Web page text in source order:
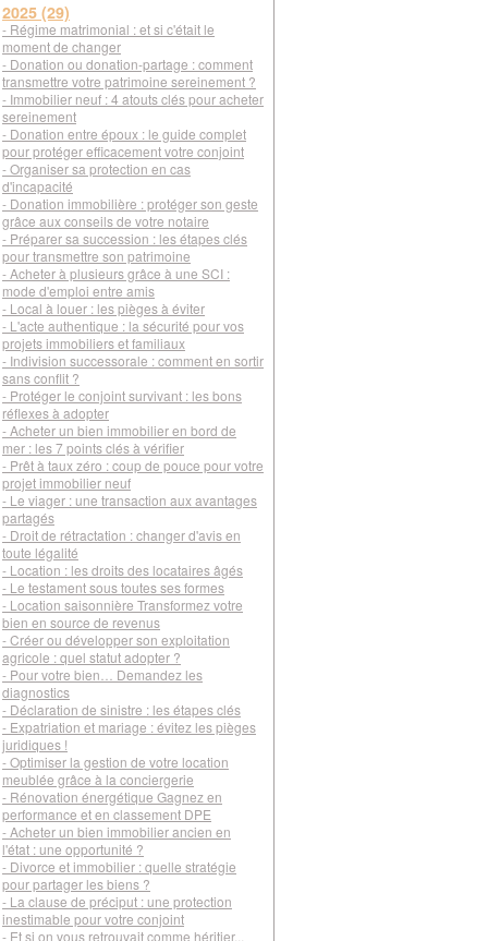
2025 (29)
- Régime matrimonial : et si c'était le
moment de changer
- Donation ou donation-partage : comment
transmettre votre patrimoine sereinement ?
- Immobilier neuf : 4 atouts clés pour acheter
sereinement
- Donation entre époux : le guide complet
pour protéger efficacement votre conjoint
- Organiser sa protection en cas
d'incapacité
- Donation immobilière : protéger son geste
grâce aux conseils de votre notaire
- Préparer sa succession : les étapes clés
pour transmettre son patrimoine
- Acheter à plusieurs grâce à une SCI :
mode d'emploi entre amis
- Local à louer : les pièges à éviter
- L'acte authentique : la sécurité pour vos
projets immobiliers et familiaux
- Indivision successorale : comment en sortir
sans conflit ?
- Protéger le conjoint survivant : les bons
réflexes à adopter
- Acheter un bien immobilier en bord de
mer : les 7 points clés à vérifier
- Prêt à taux zéro : coup de pouce pour votre
projet immobilier neuf
- Le viager : une transaction aux avantages
partagés
- Droit de rétractation : changer d'avis en
toute légalité
- Location : les droits des locataires âgés
- Le testament sous toutes ses formes
- Location saisonnière Transformez votre
bien en source de revenus
- Créer ou développer son exploitation
agricole : quel statut adopter ?
- Pour votre bien… Demandez les
diagnostics
- Déclaration de sinistre : les étapes clés
- Expatriation et mariage : évitez les pièges
juridiques !
- Optimiser la gestion de votre location
meublée grâce à la conciergerie
- Rénovation énergétique Gagnez en
performance et en classement DPE
- Acheter un bien immobilier ancien en
l'état : une opportunité ?
- Divorce et immobilier : quelle stratégie
pour partager les biens ?
- La clause de préciput : une protection
inestimable pour votre conjoint
- Et si on vous retrouvait comme héritier...